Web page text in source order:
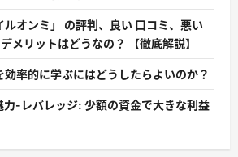
オンミ」 の評判、良い 口コミ、悪い
メリットはどうなの？ 【徹底解説】
効率的に学ぶにはどうしたらよいのか？
力-レバレッジ: 少額の資金で大きな利益